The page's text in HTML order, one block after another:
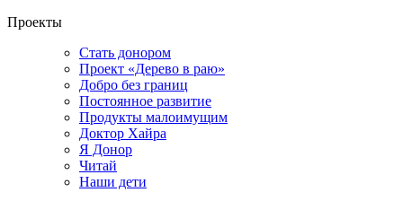
Проекты
Стать донором
Проект «Дерево в раю»
Добро без границ
Постоянное развитие
Продукты малоимущим
Доктор Хайра
Я Донор
Читай
Наши дети